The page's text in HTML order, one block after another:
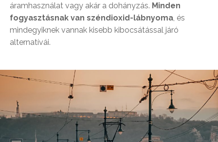
áramhasználat vagy akár a dohányzás. Minden
fogyasztásnak van széndioxid-lábnyoma , és
mindegyiknek vannak kisebb kibocsátással járó
alternatívái.